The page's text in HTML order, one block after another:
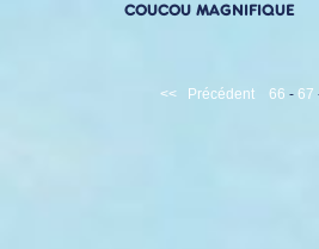
COUCOU MAGNIFIQUE
<< Précédent 66 - 67